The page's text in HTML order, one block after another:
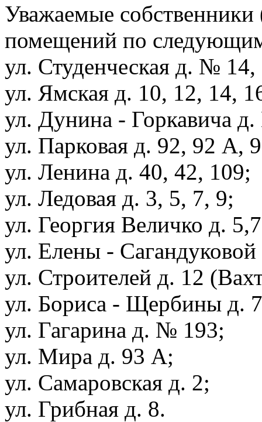
Уважаемые
помещений по
ул. Студенческая д. №
ул. Ямская д. 10, 12, 14,
ул. Дунина - Горкавича
ул. Парковая д. 92, 92 А,
ул. Ленина д. 40, 42, 109;
ул. Ледовая д. 3, 5, 7, 9;
ул. Георгия Величко д.
ул. Елены -
ул. Строителей д. 12
ул. Бориса - Щербины д.
ул. Гагарина д. № 193;
ул. Мира д. 93 А;
ул. Самаровская д. 2;
ул. Грибная д. 8.